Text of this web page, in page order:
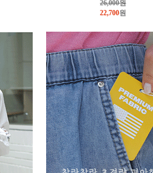
26,000원
22,700원